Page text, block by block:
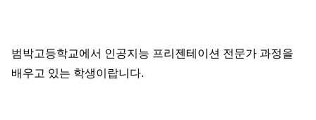
범박고등학교에서 인공지능 프리젠테이션 전문가 과정을
배우고 있는 학생이랍니다.